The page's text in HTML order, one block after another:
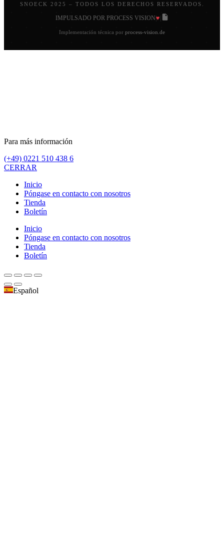
SNOECK 2025 – TODOS LOS DERECHOS RESERVADOS.
IMPULSADO POR PROCESS VISION|♥|
Implementación técnica por process-vision.de
Para más información
(+49) 0221 510 438 6
CERRAR
Inicio
Póngase en contacto con nosotros
Tienda
Boletín
Inicio
Póngase en contacto con nosotros
Tienda
Boletín
Español